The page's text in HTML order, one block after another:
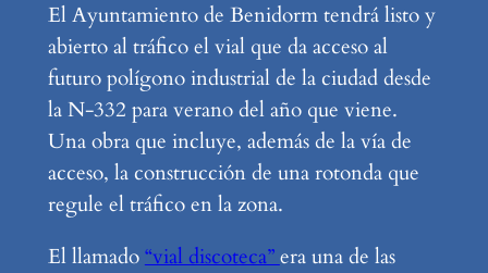
El Ayuntamiento de Benidorm tendrá listo y
abierto al tráfico el vial que da acceso al
futuro polígono industrial de la ciudad desde
la N-332 para verano del año que viene.
Una obra que incluye, además de la vía de
acceso, la construcción de una rotonda que
regule el tráfico en la zona.
El llamado“vial discoteca”era una de las